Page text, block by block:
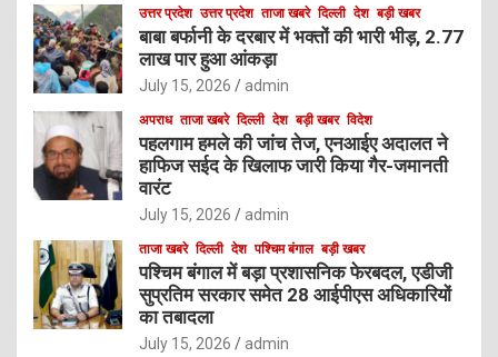
उत्तर प्रदेश उत्तर प्रदेश ताजा खबरे दिल्ली देश बड़ी खबर
बाबा बर्फानी के दरबार में भक्तों की भारी भीड़, 2.77
लाख पार हुआ आंकड़ा
July 15, 2026 admin
अपराध ताजा खबरे दिल्ली देश बड़ी खबर विदेश
पहलगाम हमले की जांच तेज, एनआईए अदालत ने
हाफिज सईद के खिलाफ जारी किया गैर-जमानती
वारंट
July 15, 2026 admin
ताजा खबरे दिल्ली देश पश्चिम बंगाल बड़ी खबर
पश्चिम बंगाल में बड़ा प्रशासनिक फेरबदल, एडीजी
सुप्रतिम सरकार समेत 28 आईपीएस अधिकारियों
का तबादला
July 15, 2026 admin